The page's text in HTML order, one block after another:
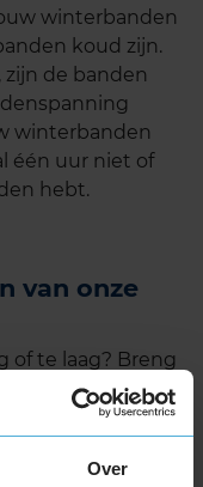
Over
winterbanden
koud zijn.
de banden
winterbanden
één uur niet of
hebt.
van onze
of te laag? Breng
weer naar de
maar je kunt